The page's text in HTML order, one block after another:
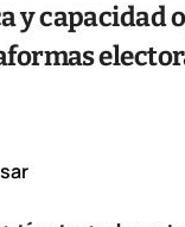
y capacidad